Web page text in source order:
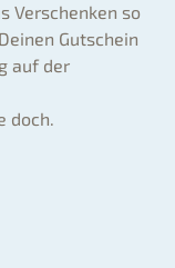
Verschenken so
Gutschein
auf der
doch.